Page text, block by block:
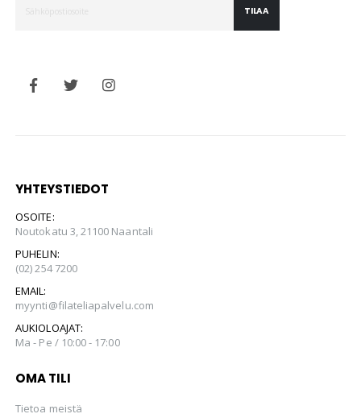
TILAA
YHTEYSTIEDOT
OSOITE:
Noutokatu 3, 21100 Naantali
PUHELIN:
(02) 254 7200
EMAIL:
myynti@filateliapalvelu.com
AUKIOLOAJAT:
Ma - Pe / 10:00 - 17:00
OMA TILI
Tietoa meistä